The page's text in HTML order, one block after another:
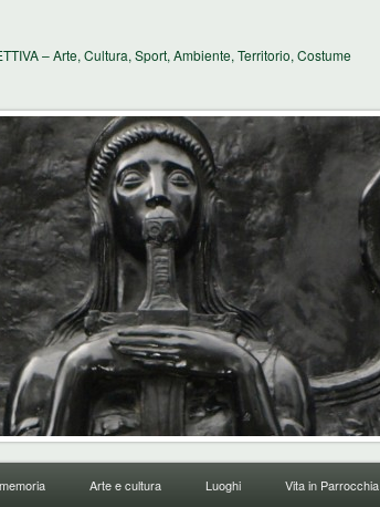
– Arte, Cultura, Sport, Ambiente, Territorio, Costume
Arte e cultura Luoghi Vita in Parrocchia